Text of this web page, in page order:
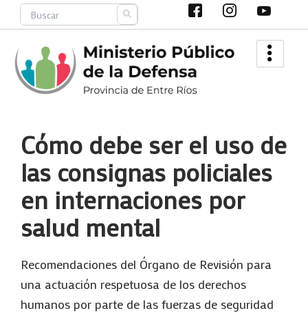
Search
Cómo debe ser el uso de
las consignas policiales
en internaciones por
salud mental
Recomendaciones del Órgano de Revisión para
una actuación respetuosa de los derechos
humanos por parte de las fuerzas de seguridad